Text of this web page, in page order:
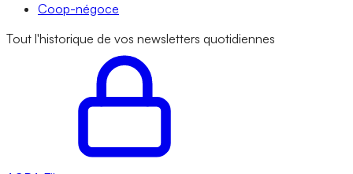
Coop-négoce
Tout l'historique de vos newsletters quotidiennes